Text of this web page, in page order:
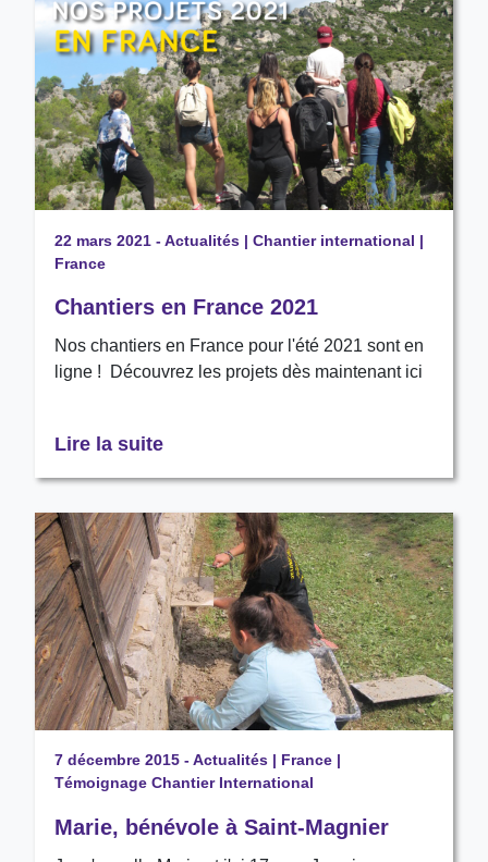
22 mars 2021-Actualités| Chantier international |
France
Chantiers en France 2021
Nos chantiers en France pour l'été 2021 sont en
ligne ! Découvrez les projets dès maintenant ici
Lire la suite
7 décembre 2015-Actualités| France|
Témoignage Chantier International
Marie, bénévole à Saint-Magnier